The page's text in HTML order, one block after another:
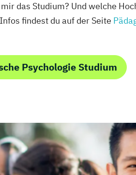
das Studium? Und welche
findest du auf der Seite
Psychologie Studium